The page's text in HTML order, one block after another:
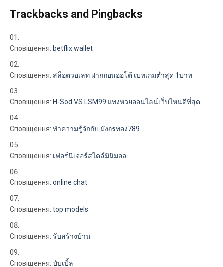
Trackbacks and Pingbacks
Сповіщення: betflix wallet
Сповіщення: สล็อตวอเลท ฝากถอนออโต้ เบทเกมต่ำสุด 1บาท
Сповіщення: H-Sod VS LSM99 แทงหวยออนไลน์เว็บไหนดีที่สุด
Сповіщення: ทำความรู้จักกับ มังกรทอง789
Сповіщення: เฟอร์นิเจอร์สไตล์มินิมอล
Сповіщення: online chat
Сповіщення: top models
Сповіщення: รับสร้างบ้าน
Сповіщення: บับเบิ้ล